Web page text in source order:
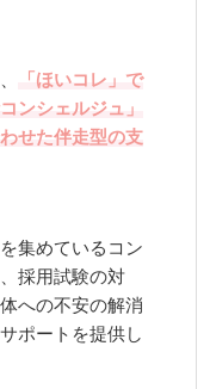
「ほいコレ」で
ンシェルジュ」
せた伴走型の支
集めているコン
採用試験の対
への不安の解消
ポートを提供し